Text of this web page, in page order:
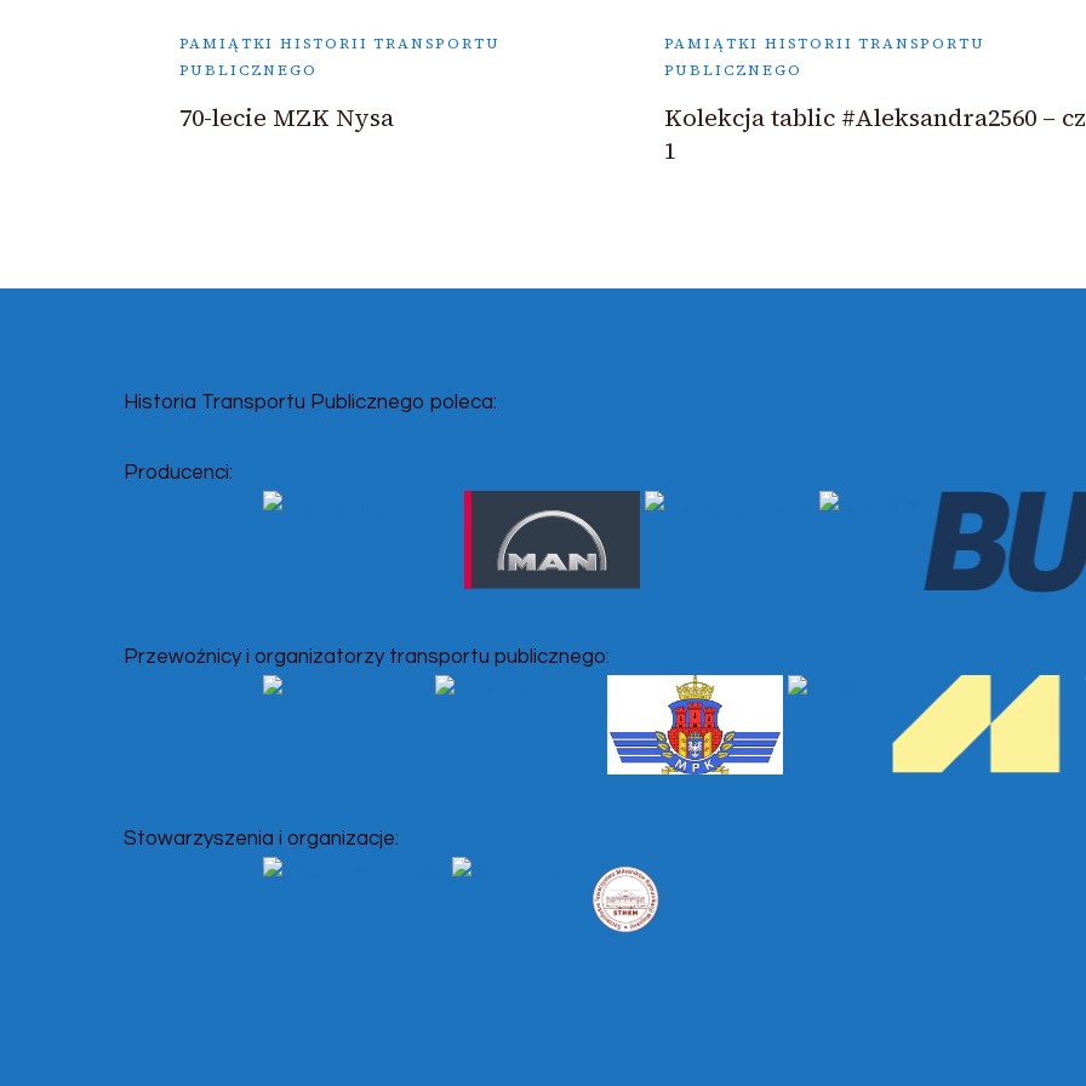
PAMIĄTKI HISTORII TRANSPORTU
PUBLICZNEGO
70-lecie MZK Nysa
PAMIĄTKI HISTORII TRANSPORTU
PUBLICZNEGO
Kolekcja tablic #Aleksandra2560 –
1
Historia Transportu Publicznego poleca:
Producenci:
Przewoźnicy i organizatorzy transportu publicznego:
Stowarzyszenia i organizacje: